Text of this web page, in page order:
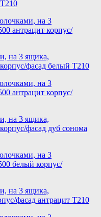
на 3 ящика,
фасад белый T210
на 3 ящика,
фасад дуб сонома
на 3 ящика,
фасад антрацит T210